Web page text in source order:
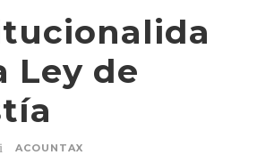
Ley de
ACOUNTAX